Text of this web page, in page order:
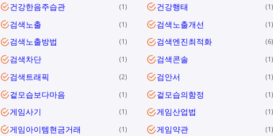
건강한음주습관 1 건강행태 1
검색노출 1 검색노출개선 1
검색노출방법 1 검색엔진최적화 6
검색차단 1 검색콘솔 1
검색트래픽 2 검안서 1
겉모습보다마음 1 겉모습의함정 1
게임사기 1 게임산업법 1
게임아이템현금거래 1 게임약관 1